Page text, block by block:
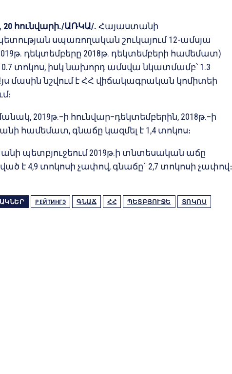
հունվարի./ԱՌԿԱ/. Հայաստանի
սպառողական շուկայում 12-ամսյա
դեկտեմբերը 2018թ. դեկտեմբերի համեմատ)
0.7 տոկոս, իսկ նախորդ ամսվա նկատմամբ՝ 1.3
մասին նշվում է ՀՀ վիճակագրական կոմիտեի
2019թ.–ի հունվար–դեկտեմբերին, 2018թ.–ի
համեմատ, գնաճը կազմել է 1,4 տոկոս։
պետբյուջեում 2019թ.ի տնտեսական աճը
է 4,9 տոկոսի չափով, գնաճը` 2,7 տոկոսի չափով։
РЕЙТИНГЭ ԳՆԱՃ ՀՀ ՊԵՏԲՅՈՒՋԵ ՏՈԿՈՍ